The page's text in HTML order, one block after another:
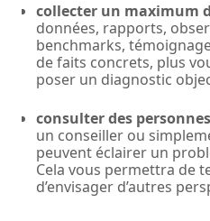
collecter un maximum
données, rapports,
benchmarks,
de faits concrets, plus
poser un diagnostic
consulter des
un conseiller ou
peuvent éclairer un
Cela vous permettra de
d’envisager d’autres